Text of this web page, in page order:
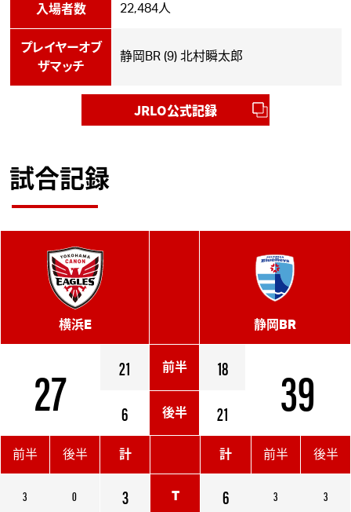
入場者数 22,484人
プレイヤーオブ
ザマッチ
静岡BR (9) 北村瞬太郎
JRLO公式記録
試合記録
横浜E 静岡BR
27 21 前半 18 39
6 後半 21
前半 後半
3 0
計 計
3 T
6
前半 後半
3 3